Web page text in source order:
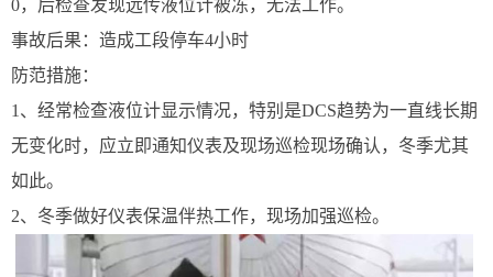
0，后检查发现远传液位计被冻，无法工作。
事故后果：造成工段停车4小时
防范措施：
1、经常检查液位计显示情况，特别是DCS趋势为一直线长期
无变化时，应立即通知仪表及现场巡检现场确认，冬季尤其
如此。
2、冬季做好仪表保温伴热工作，现场加强巡检。